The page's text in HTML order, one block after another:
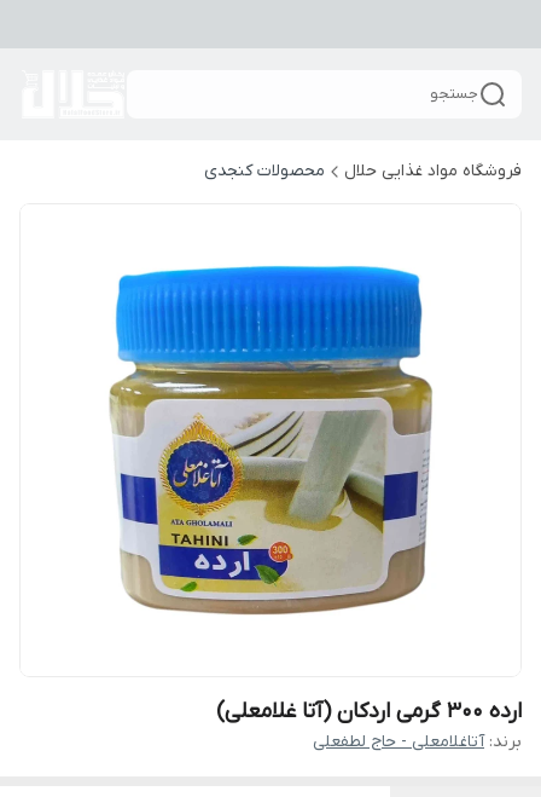
جستجو
فروشگاه مواد غذایی حلال محصولات کنجدی
ارده ۳۰۰ گرمی اردکان (آتا غلامعلی)
برند: آتاغلامعلی - حاج لطفعلی